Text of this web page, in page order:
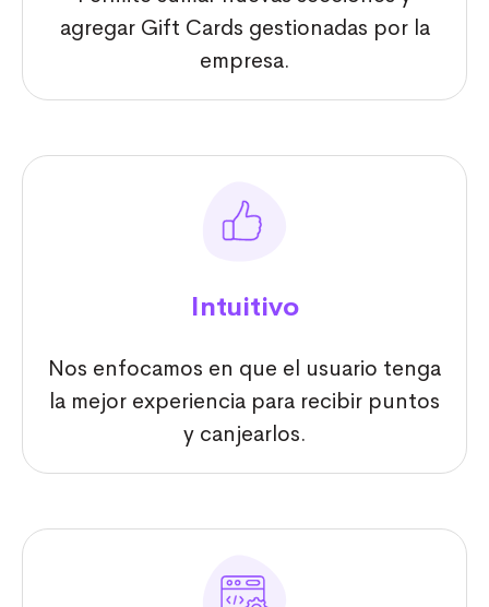
agregar Gift Cards gestionadas por la
empresa.
Intuitivo
Nos enfocamos en que el usuario tenga
la mejor experiencia para recibir puntos
y canjearlos.